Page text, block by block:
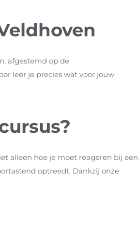
afgestemd op de
leer je precies wat voor jouw
alleen hoe je moet reageren bij een
optreedt. Dankzij onze